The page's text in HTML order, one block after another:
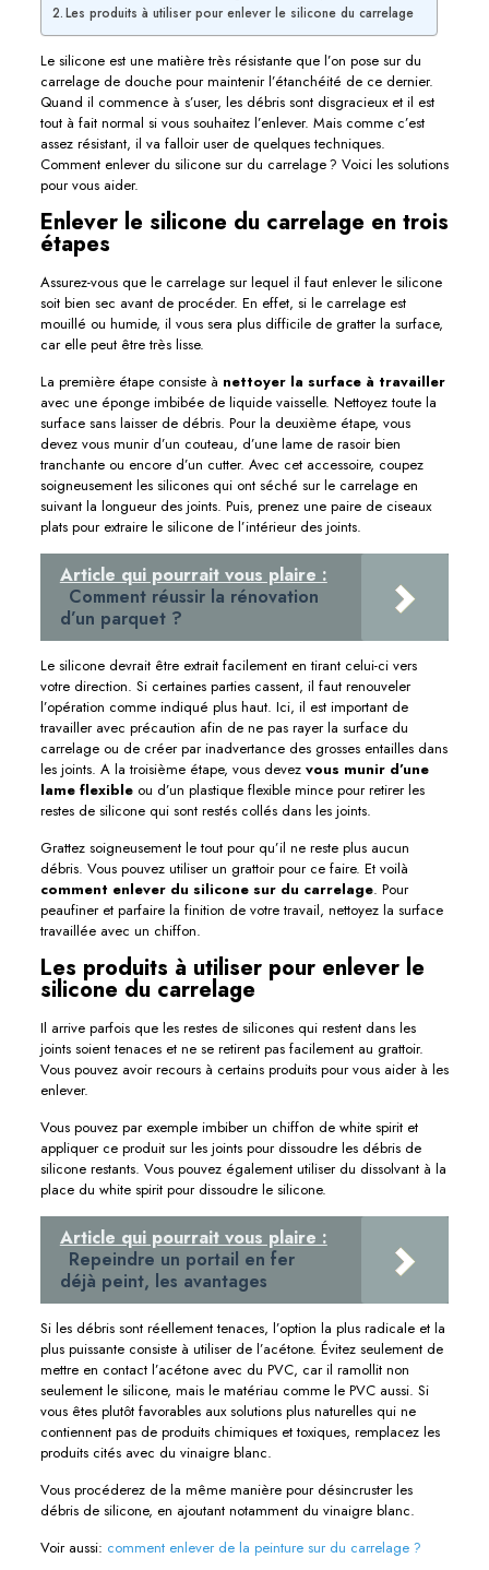
Les produits à utiliser pour enlever le silicone du carrelage
Le silicone est une matière très résistante que l’on pose sur du
carrelage de douche pour maintenir l’étanchéité de ce dernier.
Quand il commence à s’user, les débris sont disgracieux et il est
tout à fait normal si vous souhaitez l’enlever. Mais comme c’est
assez résistant, il va falloir user de quelques techniques.
Comment enlever du silicone sur du carrelage ? Voici les solutions
pour vous aider.
Enlever le silicone du carrelage en trois
étapes
Assurez-vous que le carrelage sur lequel il faut enlever le silicone
soit bien sec avant de procéder. En effet, si le carrelage est
mouillé ou humide, il vous sera plus difficile de gratter la surface,
car elle peut être très lisse.
La première étape consiste à nettoyer la surface à travailler
avec une éponge imbibée de liquide vaisselle. Nettoyez toute la
surface sans laisser de débris. Pour la deuxième étape, vous
devez vous munir d’un couteau, d’une lame de rasoir bien
tranchante ou encore d’un cutter. Avec cet accessoire, coupez
soigneusement les silicones qui ont séché sur le carrelage en
suivant la longueur des joints. Puis, prenez une paire de ciseaux
plats pour extraire le silicone de l’intérieur des joints.
Article qui pourrait vous plaire :
Comment réussir la rénovation
d’un parquet ?
Le silicone devrait être extrait facilement en tirant celui-ci vers
votre direction. Si certaines parties cassent, il faut renouveler
l’opération comme indiqué plus haut. Ici, il est important de
travailler avec précaution afin de ne pas rayer la surface du
carrelage ou de créer par inadvertance des grosses entailles dans
les joints. A la troisième étape, vous devez vous munir d’une
lame flexibleou d’un plastique flexible mince pour retirer les
restes de silicone qui sont restés collés dans les joints.
Grattez soigneusement le tout pour qu’il ne reste plus aucun
débris. Vous pouvez utiliser un grattoir pour ce faire. Et voilà
comment enlever du silicone sur du carrelage. Pour
peaufiner et parfaire la finition de votre travail, nettoyez la surface
travaillée avec un chiffon.
Les produits à utiliser pour enlever le
silicone du carrelage
Il arrive parfois que les restes de silicones qui restent dans les
joints soient tenaces et ne se retirent pas facilement au grattoir.
Vous pouvez avoir recours à certains produits pour vous aider à les
enlever.
Vous pouvez par exemple imbiber un chiffon de white spirit et
appliquer ce produit sur les joints pour dissoudre les débris de
silicone restants. Vous pouvez également utiliser du dissolvant à la
place du white spirit pour dissoudre le silicone.
Article qui pourrait vous plaire :
Repeindre un portail en fer
déjà peint, les avantages
Si les débris sont réellement tenaces, l’option la plus radicale et la
plus puissante consiste à utiliser de l’acétone. Évitez seulement de
mettre en contact l’acétone avec du PVC, car il ramollit non
seulement le silicone, mais le matériau comme le PVC aussi. Si
vous êtes plutôt favorables aux solutions plus naturelles qui ne
contiennent pas de produits chimiques et toxiques, remplacez les
produits cités avec du vinaigre blanc.
Vous procéderez de la même manière pour désincruster les
débris de silicone, en ajoutant notamment du vinaigre blanc.
Voir aussi: comment enlever de la peinture sur du carrelage ?